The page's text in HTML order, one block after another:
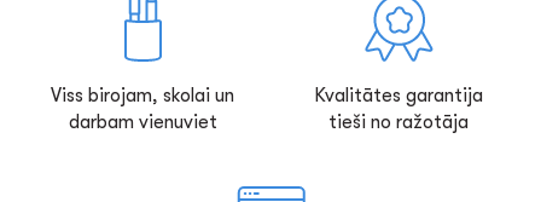
Viss birojam, skolai un
darbam vienuviet
Kvalitātes garantija
tieši no ražotāja